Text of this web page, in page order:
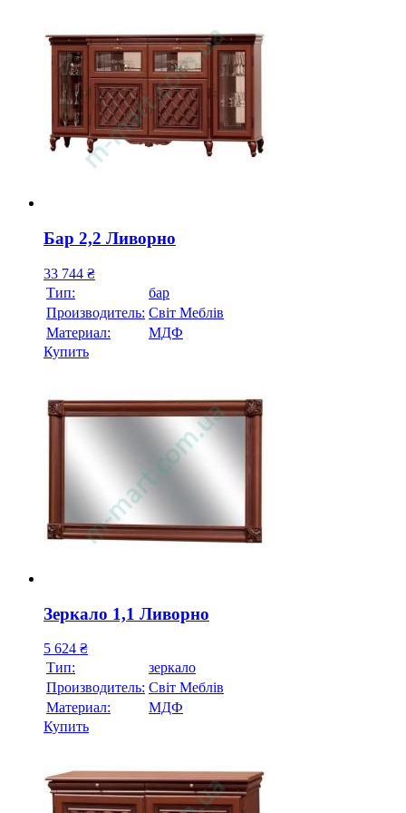
Бар 2,2 Ливорно
33 744 ₴
Тип:
бар
Производитель: Свiт Меблiв
Материал:
МДФ
Купить
Зеркало 1,1 Ливорно
5 624 ₴
Тип:
зеркало
Производитель: Свiт Меблiв
Материал:
МДФ
Купить